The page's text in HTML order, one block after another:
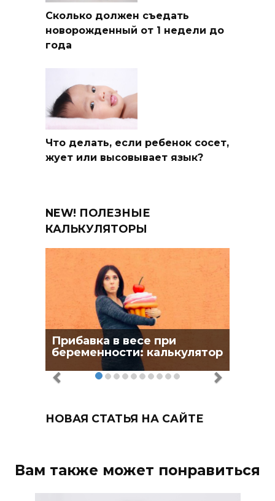
Сколько должен съедать
новорожденный от 1 недели до
года
Что делать, если ребенок сосет,
жует или высовывает язык?
NEW! ПОЛЕЗНЫЕ
КАЛЬКУЛЯТОРЫ
Прибавка в весе при
беременности: калькулятор
НОВАЯ СТАТЬЯ НА САЙТЕ
Вам также может понравиться